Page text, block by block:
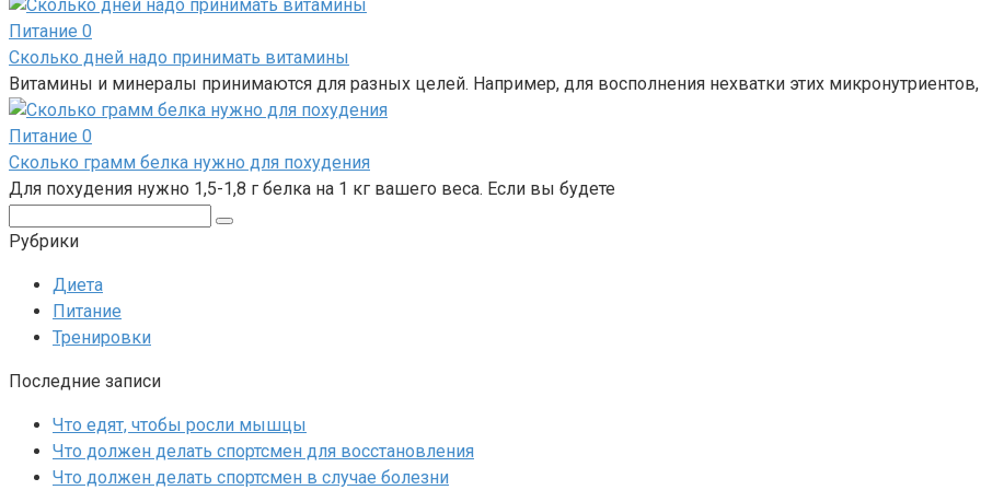
Питание 0
Сколько дней надо принимать витамины
Витамины и минералы принимаются для разных целей. Например, для восполнения нехватки этих
Питание 0
Сколько грамм белка нужно для похудения
Для похудения нужно 1,5-1,8 г белка на 1 кг вашего веса. Если вы будете
Рубрики
Диета
Питание
Тренировки
Последние записи
Что едят, чтобы росли мышцы
Что должен делать спортсмен для восстановления
Что должен делать спортсмен в случае болезни